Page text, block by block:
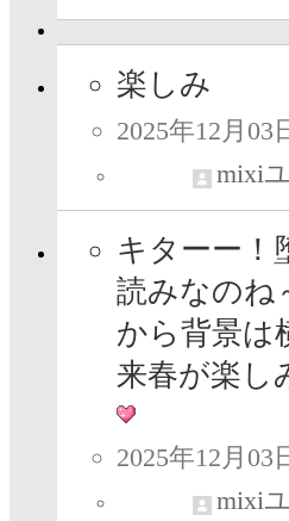
楽しみ
2025年12月03
mixi
キターー！
読みなのね
から背景は
来春が楽し
2025年12月03
mixi